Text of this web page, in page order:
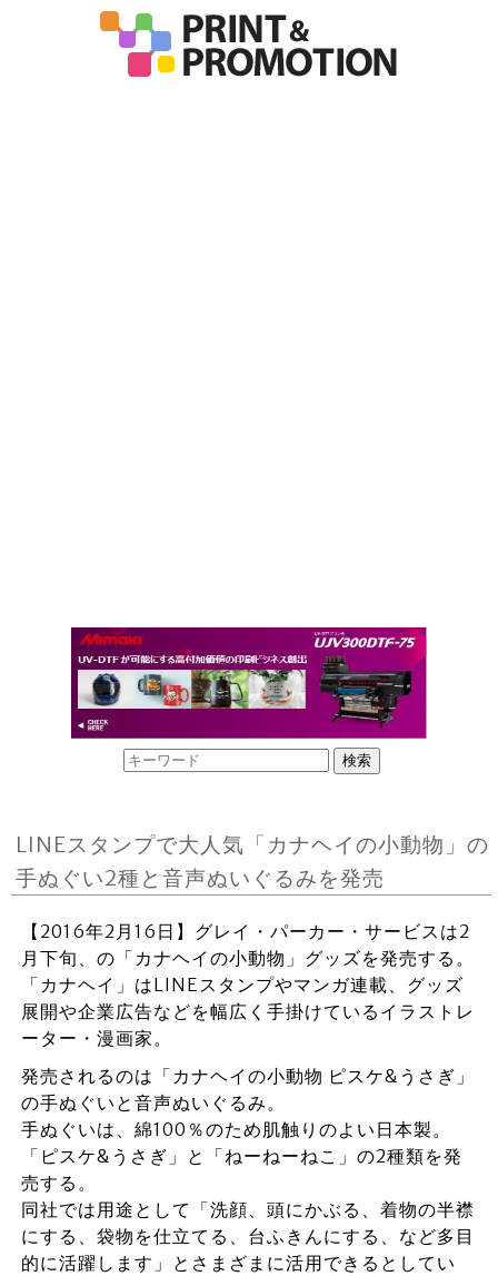
LINEスタンプで大人気「カナヘイの小動物」の
手ぬぐい2種と音声ぬいぐるみを発売
【2016年2月16日】グレイ・パーカー・サービスは2
月下旬、の「カナヘイの小動物」グッズを発売する。
「カナヘイ」はLINEスタンプやマンガ連載、グッズ
展開や企業広告などを幅広く手掛けているイラストレ
ーター・漫画家。
発売されるのは「カナヘイの小動物 ピスケ&うさぎ」
の手ぬぐいと音声ぬいぐるみ。
手ぬぐいは、綿100％のため肌触りのよい日本製。
「ピスケ&うさぎ」と「ねーねーねこ」の2種類を発
売する。
同社では用途として「洗顔、頭にかぶる、着物の半襟
にする、袋物を仕立てる、台ふきんにする、など多目
的に活躍します」とさまざまに活用できるとしてい